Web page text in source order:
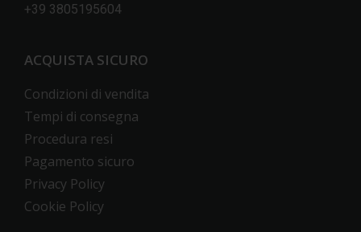
+39 3805195604
ACQUISTA SICURO
Condizioni di vendita
Tempi di consegna
Procedura resi
Pagamento sicuro
Privacy Policy
Cookie Policy